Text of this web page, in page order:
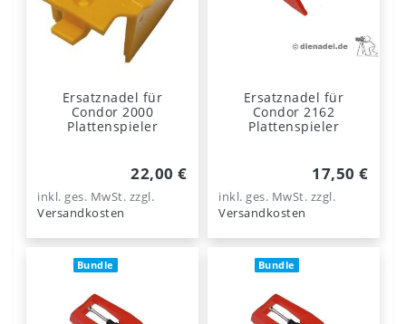
Ersatznadel für
Condor 2000
Plattenspieler
22,00 €
inkl. ges. MwSt. zzgl.
Versandkosten
Ersatznadel für
Condor 2162
Plattenspieler
17,50 €
inkl. ges. MwSt. zzgl.
Versandkosten
Bundle Bundle